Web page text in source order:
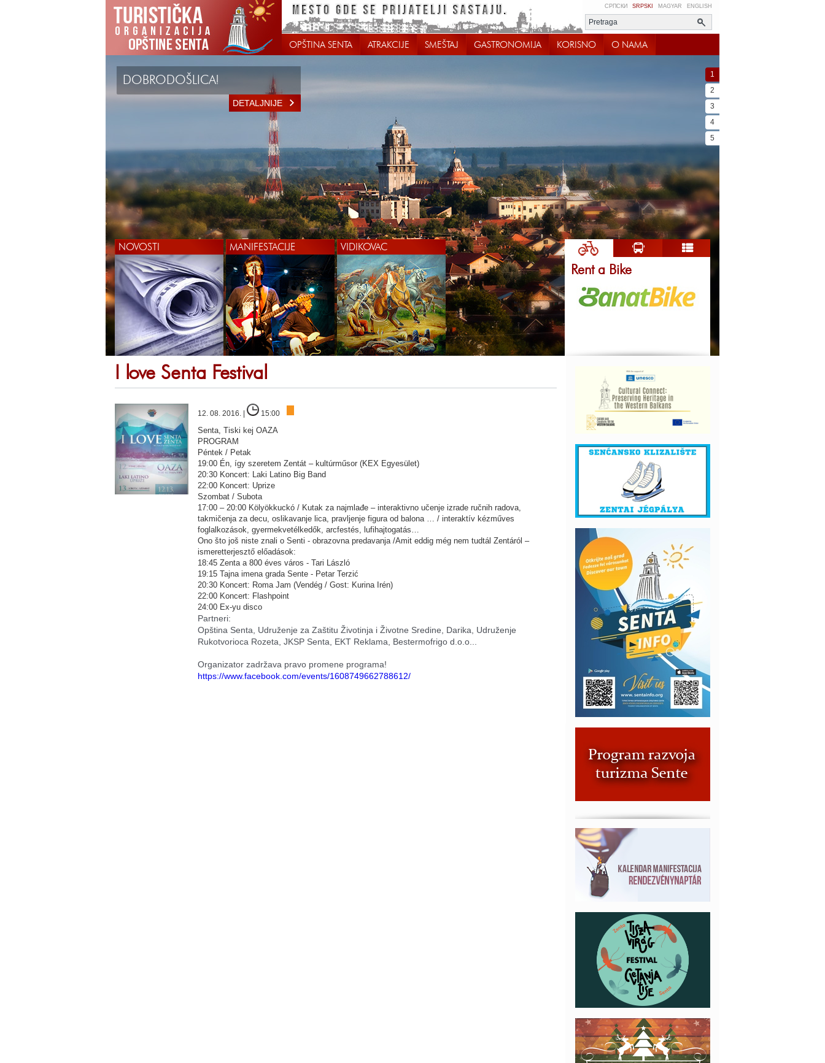
СРПСКИ SRPSKI MAGYAR ENGLISH
OPŠTINA SENTA ATRAKCIJE SMEŠTAJ GASTRONOMIJA KORISNO O NAMA
DOBRODOŠLICA!
DETALJNIJE
1
2
3
4
5
NOVOSTI MANIFESTACIJE VIDIKOVAC
Rent a Bike
I love Senta Festival
12. 08. 2016. | 15:00
Senta, Tiski kej OAZA
PROGRAM
Péntek / Petak
19:00 Én, így szeretem Zentát – kultúrműsor (KEX Egyesület)
20:30 Koncert: Laki Latino Big Band
22:00 Koncert: Uprize
Szombat / Subota
17:00 – 20:00 Kölyökkuckó / Kutak za najmlađe – interaktivno učenje izrade ručnih radova,
takmičenja za decu, oslikavanje lica, pravljenje figura od balona … / interaktív kézműves
foglalkozások, gyermekvetélkedők, arcfestés, lufihajtogatás…
Ono što još niste znali o Senti - obrazovna predavanja /Amit eddig még nem tudtál Zentáról –
ismeretterjesztő előadások:
18:45 Zenta a 800 éves város - Tari László
19:15 Tajna imena grada Sente - Petar Terzić
20:30 Koncert: Roma Jam (Vendég / Gost: Kurina Irén)
22:00 Koncert: Flashpoint
24:00 Ex-yu disco
Partneri:
Opština Senta, Udruženje za Zaštitu Životinja i Životne Sredine, Darika, Udruženje
Rukotvorioca Rozeta, JKSP Senta, EKT Reklama, Bestermofrigo d.o.o...
Organizator zadržava pravo promene programa!
https://www.facebook.com/events/1608749662788612/